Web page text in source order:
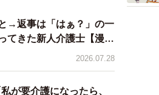
→返事は「はぁ？」の一
きた新人介護士【漫
2026.07.28
が要介護になったら、